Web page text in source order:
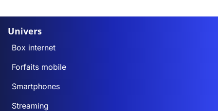
Univers
Box internet
Forfaits mobile
Smartphones
Streaming